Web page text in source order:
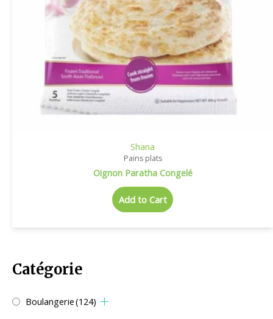
Catégorie
Boulangerie(124)
Shana
Pains plats
Oignon Paratha Congelé
Add to Cart